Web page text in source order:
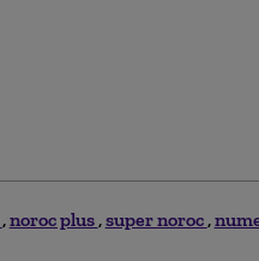
noroc plus super noroc